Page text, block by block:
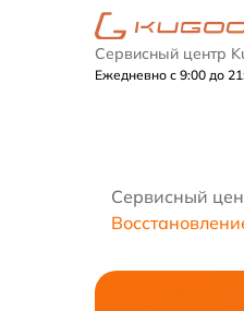
Сервисный центр
Ежедневно с 9:00 до
Сервисный